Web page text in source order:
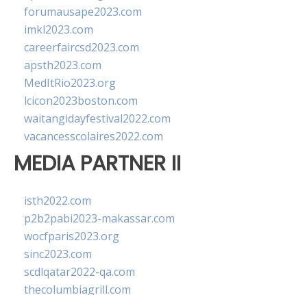
forumausape2023.com
imkl2023.com
careerfaircsd2023.com
apsth2023.com
MedItRio2023.org
lcicon2023boston.com
waitangidayfestival2022.com
vacancesscolaires2022.com
MEDIA PARTNER II
isth2022.com
p2b2pabi2023-makassar.com
wocfparis2023.org
sinc2023.com
scdlqatar2022-qa.com
thecolumbiagrill.com